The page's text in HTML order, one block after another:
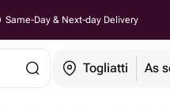
Same-Day & Next-day Delivery
Togliatti As